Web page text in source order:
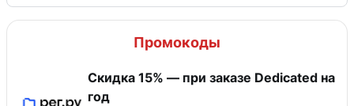
Промокоды
Скидка 15% — при заказе Dedicated на
год